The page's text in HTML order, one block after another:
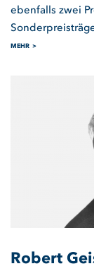
ebenfalls zwei
MEHR
Robert